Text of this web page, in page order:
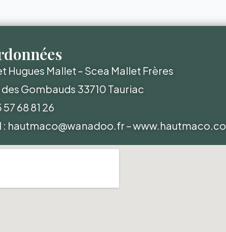
Hugues Mallet – Scea Mallet Frères
des Gombauds 33710 Tauriac
68 81 26
: hautmaco@wanadoo.fr –